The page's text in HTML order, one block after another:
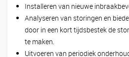
Installeren van nieuwe
Analyseren van storingen en
door in een kort tijdsbestek de
te maken.
Uitvoeren van periodiek